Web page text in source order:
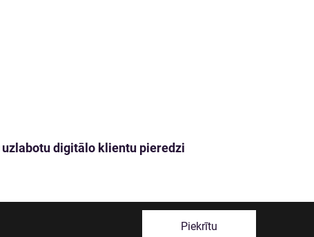
Piekrītu
digitālo klientu pieredzi